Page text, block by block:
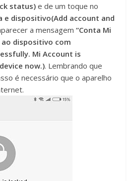
status) e de um toque no
e dispositivo(Add account and
a mensagem“Conta Mi
dispositivo com
Mi Account is
now.). Lembrando que
é necessário que o aparelho